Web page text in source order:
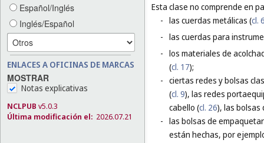
Español/Inglés
Inglés/Español
ENLACES A OFICINAS DE MARCAS
MOSTRAR
Notas explicativas
NCLPUB v5.0.3
Última modificación el: 2026.07.21
Esta clase no comprende en
- las cuerdas metálicas (cl.
- las cuerdas para
- los materiales de
(cl. 17);
- ciertas redes y bolsas
(cl. 9), las redes
cabello (cl. 26), las bolsas
- las bolsas de
están hechas, por